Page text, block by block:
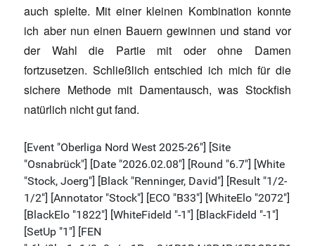
auch spielte. Mit einer kleinen Kombination konnte
ich aber nun einen Bauern gewinnen und stand vor
der Wahl die Partie mit oder ohne Damen
fortzusetzen. Schließlich entschied ich mich für die
sichere Methode mit Damentausch, was Stockfish
natürlich nicht gut fand.